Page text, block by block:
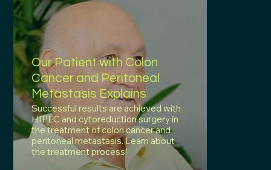
Our Patient with Colon
Cancer and Peritoneal
Metastasis Explains
Successful results are achieved with
HIPEC and cytoreduction surgery in
the treatment of colon cancer and
peritoneal metastasis. Learn about
the treatment process!